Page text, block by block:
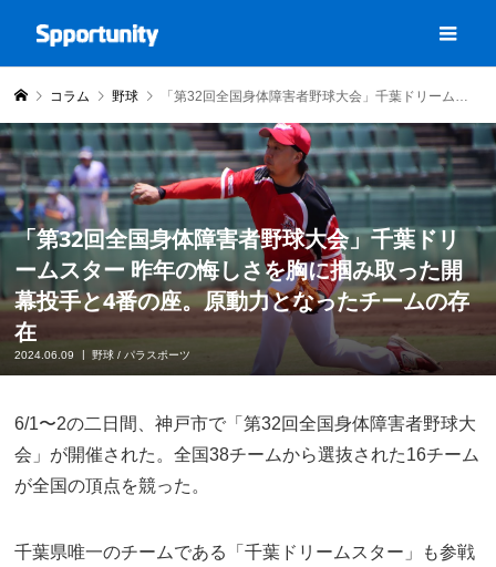
コラム 野球 「第32回全国身体障害者野球大会」千葉ドリームスター 昨年の悔しさを胸に掴み取った開幕投手と4番の座。原動力となったチームの存在
「第32回全国身体障害者野球大会」千葉ドリ
ームスター 昨年の悔しさを胸に掴み取った開
幕投手と4番の座。原動力となったチームの存
在
2024.06.09 野球 / パラスポーツ
6/1〜2の二日間、神戸市で「第32回全国身体障害者野球大
会」が開催された。全国38チームから選抜された16チーム
が全国の頂点を競った。
千葉県唯一のチームである「千葉ドリームスター」も参戦